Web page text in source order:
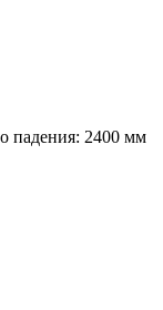
падения: 2400 мм